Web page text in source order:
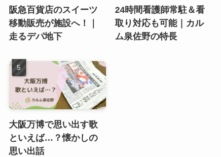
阪急百貨店のスイーツ
移動販売が施設へ！｜
走るデパ地下
24時間看護師常駐＆看
取り対応も可能｜カル
ム泉佐野の特長
大阪万博で思い出す歌
といえば…？懐かしの
思い出話